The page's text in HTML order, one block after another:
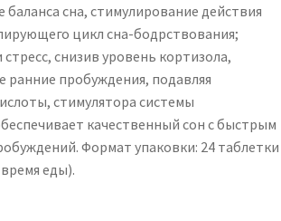
сна, стимулирование действия
цикл сна-бодрствования;
снизив уровень кортизола,
ранние пробуждения, подавляя
стимулятора системы
качественный сон с быстрым
Формат упаковки: 24 таблетки
еды).